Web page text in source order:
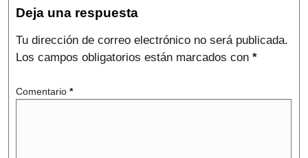
Deja una respuesta
Tu dirección de correo electrónico no será publicada.
Los campos obligatorios están marcados con *
Comentario *